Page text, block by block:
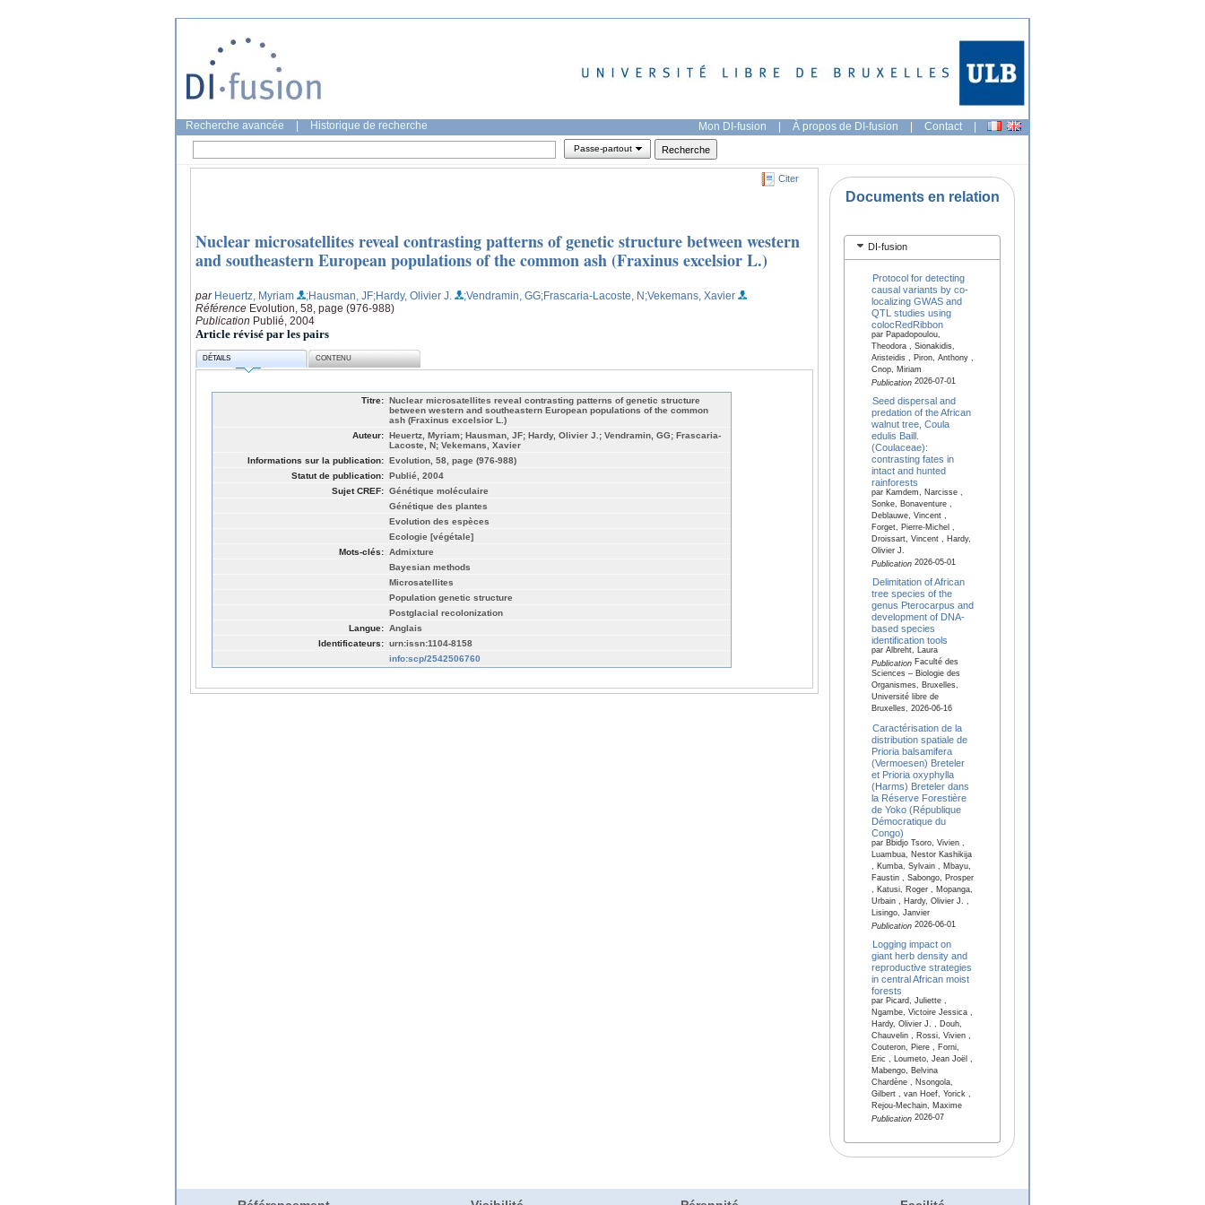
Recherche avancée Historique de recherche Mon DI-fusion | À propos de DI-fusion | Contact |
Passe-partout
Citer
Nuclear microsatellites reveal contrasting patterns of genetic structure between western
and southeastern European populations of the common ash (Fraxinus excelsior L.)
par Heuertz, Myriam ;Hausman, JF;Hardy, Olivier J. ;Vendramin, GG;Frascaria-Lacoste, N;Vekemans, Xavier
Référence Evolution, 58, page (976-988)
Publication Publié, 2004
Article révisé par les pairs
DÉTAILS CONTENU
Titre: Nuclear microsatellites reveal contrasting patterns of genetic structure
between western and southeastern European populations of the common
ash (Fraxinus excelsior L.)
Auteur: Heuertz, Myriam; Hausman, JF; Hardy, Olivier J.; Vendramin, GG; Frascaria-
Lacoste, N; Vekemans, Xavier
Informations sur la publication: Evolution, 58, page (976-988)
Statut de publication: Publié, 2004
Sujet CREF: Génétique moléculaire
Génétique des plantes
Evolution des espèces
Ecologie [végétale]
Mots-clés: Admixture
Bayesian methods
Microsatellites
Population genetic structure
Postglacial recolonization
Langue: Anglais
Identificateurs: urn:issn:1104-8158
info:scp/2542506760
Documents en relation
DI-fusion
Protocol for detecting
causal variants by co-
localizing GWAS and
QTL studies using
colocRedRibbon
par Papadopoulou,
Theodora , Sionakidis,
Aristeidis , Piron, Anthony ,
Cnop, Miriam
Publication2026-07-01
Seed dispersal and
predation of the African
walnut tree, Coula
edulis Baill.
(Coulaceae):
contrasting fates in
intact and hunted
rainforests
par Kamdem, Narcisse ,
Sonke, Bonaventure ,
Deblauwe, Vincent ,
Forget, Pierre-Michel ,
Droissart, Vincent , Hardy,
Olivier J.
Publication2026-05-01
Delimitation of African
tree species of the
genus Pterocarpus and
development of DNA-
based species
identification tools
par Albreht, Laura
PublicationFaculté des
Sciences – Biologie des
Organismes, Bruxelles,
Université libre de
Bruxelles, 2026-06-16
Caractérisation de la
distribution spatiale de
Prioria balsamifera
(Vermoesen) Breteler
et Prioria oxyphylla
(Harms) Breteler dans
la Réserve Forestière
de Yoko (République
Démocratique du
Congo)
par Bbidjo Tsoro, Vivien ,
Luambua, Nestor Kashikija
, Kumba, Sylvain , Mbayu,
Faustin , Sabongo, Prosper
, Katusi, Roger , Mopanga,
Urbain , Hardy, Olivier J. ,
Lisingo, Janvier
Publication2026-06-01
Logging impact on
giant herb density and
reproductive strategies
in central African moist
forests
par Picard, Juliette ,
Ngambe, Victoire Jessica ,
Hardy, Olivier J. , Douh,
Chauvelin , Rossi, Vivien ,
Couteron, Piere , Forni,
Eric , Loumeto, Jean Joël ,
Mabengo, Belvina
Chardène , Nsongola,
Gilbert , van Hoef, Yorick ,
Rejou-Mechain, Maxime
Publication2026-07